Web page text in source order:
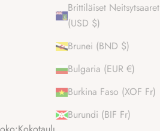
Brittiläiset Neitsytsaaret
(USD $)
Brunei (BND $)
Bulgaria (EUR €)
Burkina Faso (XOF Fr)
Burundi (BIF Fr)
EU-koko
(Meidän
kokomm
e)
XXS 45.5